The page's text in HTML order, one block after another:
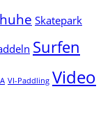
Skatepark
Surfen
VI-Paddling Video